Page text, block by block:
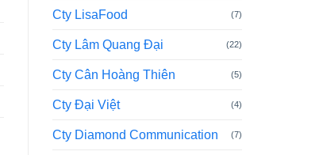
Cty LisaFood (7)
Cty Lâm Quang Đại (22)
Cty Cân Hoàng Thiên (5)
Cty Đại Việt (4)
Cty Diamond Communication (7)